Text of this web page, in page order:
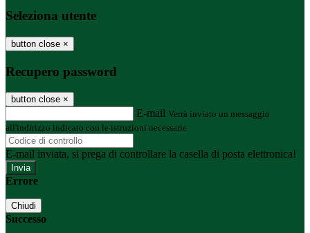
Seleziona utente
button close ×
Recupero password
button close ×
E-mail Verrà inviato un messaggio
all'indirizzo indicato con le istruzioni necessarie.
E-mail inviata, si prega di controllare la casella di posta elettronica!
Errore
Chiudi
Successo